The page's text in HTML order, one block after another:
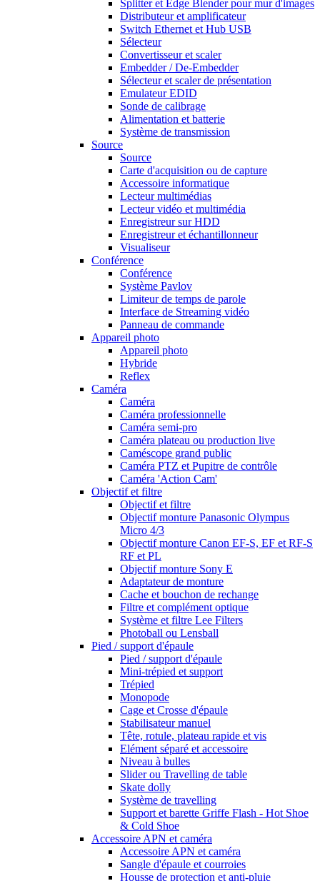
Splitter et Edge Blender pour mur d'images
Distributeur et amplificateur
Switch Ethernet et Hub USB
Sélecteur
Convertisseur et scaler
Embedder / De-Embedder
Sélecteur et scaler de présentation
Emulateur EDID
Sonde de calibrage
Alimentation et batterie
Système de transmission
Source
Source
Carte d'acquisition ou de capture
Accessoire informatique
Lecteur multimédias
Lecteur vidéo et multimédia
Enregistreur sur HDD
Enregistreur et échantillonneur
Visualiseur
Conférence
Conférence
Système Pavlov
Limiteur de temps de parole
Interface de Streaming vidéo
Panneau de commande
Appareil photo
Appareil photo
Hybride
Reflex
Caméra
Caméra
Caméra professionnelle
Caméra semi-pro
Caméra plateau ou production live
Caméscope grand public
Caméra PTZ et Pupitre de contrôle
Caméra 'Action Cam'
Objectif et filtre
Objectif et filtre
Objectif monture Panasonic Olympus
Micro 4/3
Objectif monture Canon EF-S, EF et RF-S
RF et PL
Objectif monture Sony E
Adaptateur de monture
Cache et bouchon de rechange
Filtre et complément optique
Système et filtre Lee Filters
Photoball ou Lensball
Pied / support d'épaule
Pied / support d'épaule
Mini-trépied et support
Trépied
Monopode
Cage et Crosse d'épaule
Stabilisateur manuel
Tête, rotule, plateau rapide et vis
Elément séparé et accessoire
Niveau à bulles
Slider ou Travelling de table
Skate dolly
Système de travelling
Support et barette Griffe Flash - Hot Shoe
& Cold Shoe
Accessoire APN et caméra
Accessoire APN et caméra
Sangle d'épaule et courroies
Housse de protection et anti-pluie